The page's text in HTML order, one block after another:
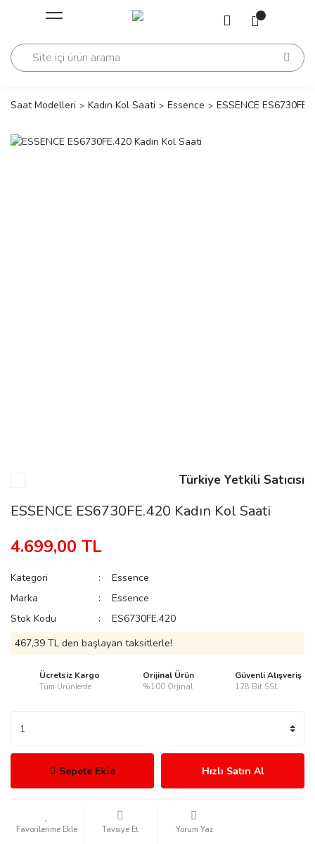
Geri Dön
Geri Dön
Saat Modelleri Kadın Kol Saati Essence ESSENCE
Türkiye Yetkili Satıcısı
ESSENCE ES6730FE.420 Kadın Kol Saati
4.699,00 TL
Kategori
Essence
Marka
Essence
Stok Kodu
ES6730FE.420
467,39 TL den başlayan taksitlerle!
Ücretsiz Kargo
Tüm Ürünlerde
Orijinal Ürün
%100 Orjinal
Güvenli Alışveriş
128 Bit SSL
Sepete Ekle Hızlı Satın Al
Tavsiye Et Yorum Yaz